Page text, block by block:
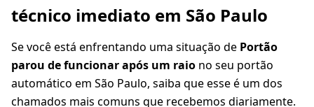
técnico imediato em São Paulo
Se você está enfrentando uma situação de Portão
parou de funcionar após um raio no seu portão
automático em São Paulo, saiba que esse é um dos
chamados mais comuns que recebemos diariamente.